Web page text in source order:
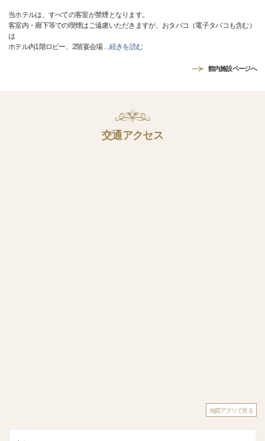
当ホテルは、すべての客室が禁煙となります。
客室内・廊下等での喫煙はご遠慮いただきますが、おタバコ（電子タバコも含む）
は
ホテル内1階ロビー、2階宴会場…続きを読む
館内施設ページへ
交通アクセス
地図アプリで見る